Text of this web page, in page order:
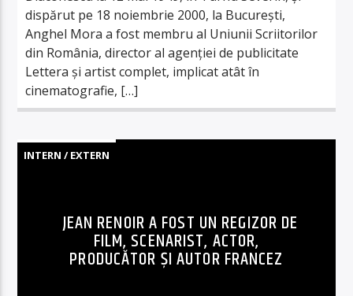
dispărut pe 18 noiembrie 2000, la București,
Anghel Mora a fost membru al Uniunii Scriitorilor
din România, director al agenției de publicitate
Lettera și artist complet, implicat atât în
cinematografie, […]
INTERN / EXTERN
JEAN RENOIR A FOST UN REGIZOR DE
FILM, SCENARIST, ACTOR,
PRODUCĂTOR ȘI AUTOR FRANCEZ